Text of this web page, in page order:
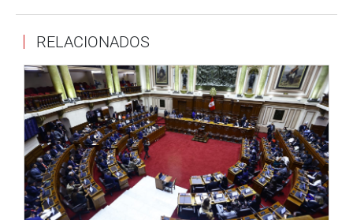
Organización de las Naciones Unidas (ONU).
Héctor Becerril consideró necesario averiguar si Nadine
Heredia ha cambiado la dirección de su domicilio para
radicar en Ginebra. Esto para certificar si cumple con la
obligación de firmar la permanencia en el Poder Judicial.
OSCAR LÓPEZ MENESES
En otro momento de la sesión, el testigo Óscar López
Meneses se presentó ante la Comisión de Fiscalización
RELACIONADOS